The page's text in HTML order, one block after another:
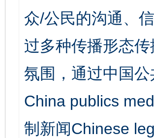
众/公民的沟通、
过多种传播形态
氛围，通过中国
China publics
制新闻Chinese